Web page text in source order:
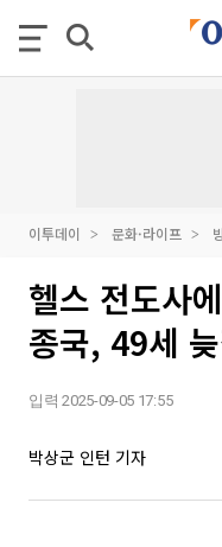
이투데이 문화·라이프
헬스 전도사
종국, 49세
입력 2025-09-05 17:55
박상군 인턴 기자